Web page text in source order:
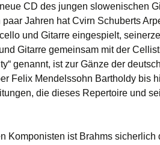
CD des jungen slowenischen
Jahren hat Cvirn Schuberts
und Gitarre eingespielt,
Gitarre gemeinsam mit der
genannt, ist zur Gänze der
Felix Mendelssohn Bartholdy bis
die dieses Repertoire und
Komponisten ist Brahms